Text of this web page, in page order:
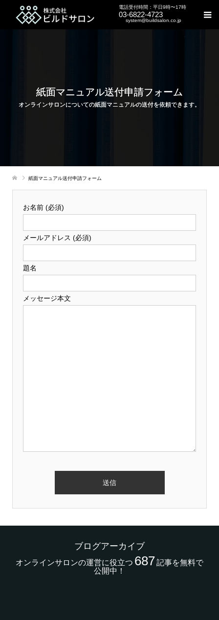
電話受付時間：平日9時〜17時
03-6822-4723
system@buildsalon.co.jp
紙面マニュアル送付申請フォーム
オンラインサロンについての紙面マニュアルの送付を依頼できます。
紙面マニュアル送付申請フォーム
お名前 (必須)
メールアドレス (必須)
題名
メッセージ本文
ブログアーカイブ
オンラインサロンの運営に役立つ 687記事を無料で
公開中！